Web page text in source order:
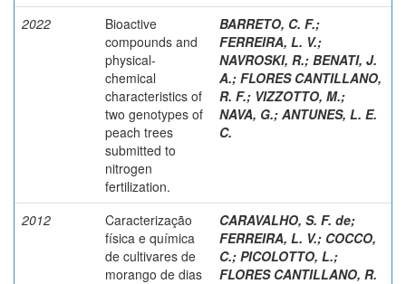
2022
Bioactive
compounds and
physical-
chemical
characteristics of
two genotypes of
peach trees
submitted to
nitrogen
fertilization.
BARRETO, C. F.;
FERREIRA, L. V.;
NAVROSKI, R.; BENATI, J.
A.; FLORES CANTILLANO,
R. F.; VIZZOTTO, M.;
NAVA, G.; ANTUNES, L. E.
C.
2012
Caracterização
física e química
de cultivares de
morango de dias
CARAVALHO, S. F. de;
FERREIRA, L. V.; COCCO,
C.; PICOLOTTO, L.;
FLORES CANTILLANO, R.